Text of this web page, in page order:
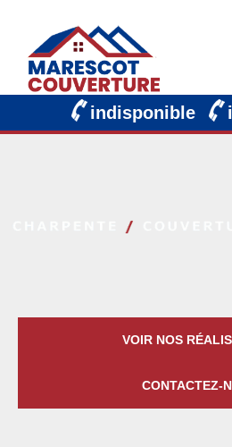
indisponible
VOIR NOS
CONTACTEZ-